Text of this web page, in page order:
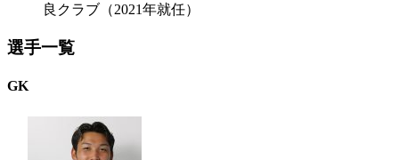
良クラブ（2021年就任）
選手一覧
GK